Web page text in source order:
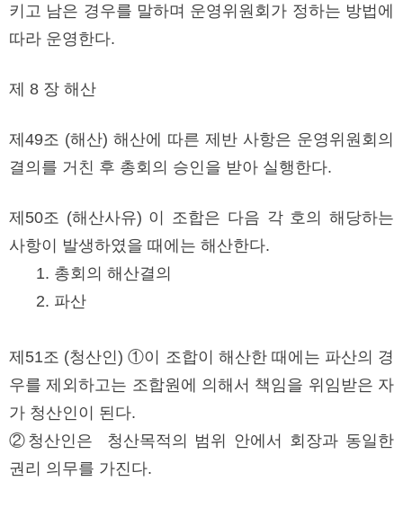
키고 남은 경우를 말하며 운영위원회가 정하는 방법에
따라 운영한다.
제 8 장 해산
제49조 (해산) 해산에 따른 제반 사항은 운영위원회의
결의를 거친 후 총회의 승인을 받아 실행한다.
제50조 (해산사유) 이 조합은 다음 각 호의 해당하는
사항이 발생하였을 때에는 해산한다.
1. 총회의 해산결의
2. 파산
제51조 (청산인) ①이 조합이 해산한 때에는 파산의 경
우를 제외하고는 조합원에 의해서 책임을 위임받은 자
가 청산인이 된다.
②청산인은 청산목적의 범위 안에서 회장과 동일한
권리 의무를 가진다.